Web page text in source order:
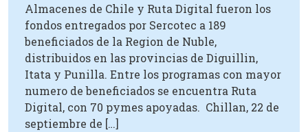
Almacenes de Chile y Ruta Digital fueron los
fondos entregados por Sercotec a 189
beneficiados de la Region de Nuble,
distribuidos en las provincias de Diguillin,
Itata y Punilla. Entre los programas con mayor
numero de beneficiados se encuentra Ruta
Digital, con 70 pymes apoyadas. Chillan, 22 de
septiembre de […]